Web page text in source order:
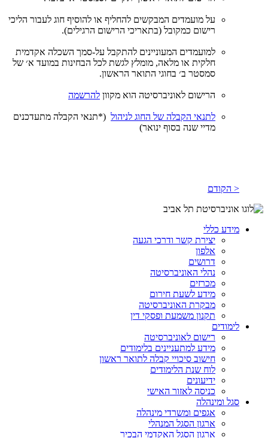
על מועמדים המבקשים להחליף או להוסיף חוג לעבור הליכי
רישום כמקובל (בתאריכי הרישום הרגילים).
למועמדים המעוניינים להתקבל על-סמך השכלה אקדמית
חלקית או מלאה, מומלץ לגשת לכל הבחינות במועד א׳ של
סמסטר ב׳ בחוגי התואר הראשון.
הרישום לאוניברסיטה הוא מקוון להרשמה
לתנאי הקבלה של החוג לניהול (*תנאי הקבלה מתעדכנים
מדיי שנה בסוף ינואר)
< הקודם
מידע כללי
יצירת קשר ודרכי הגעה
אלפון
דרושים
נהלי האוניברסיטה
מכרזים
מידע לשעת חירום
מבקרת האוניברסיטה
תקנון משמעת ופסקי דין
לימודים
רישום לאוניברסיטה
מידע למתעניינים בלימודים
חישוב סיכויי קבלה לתואר ראשון
לוח שנת הלימודים
ידיעונים
כניסה לאזור האישי
סגל ומינהלה
אגפים ומשרדי מינהלה
ארגון הסגל המנהלי
ארגון הסגל האקדמי הבכיר